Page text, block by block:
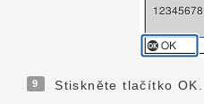
9 Stiskněte tlačítko OK.